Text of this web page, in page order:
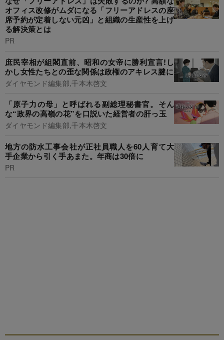
オフィス改修がムダになる「フリーアドレスの座
席予約が定着しない元凶」と組織の生産性を上げ
る解決策とは
PR
庶民宰相が組閣直前、昭和の女帝に勝利宣言!し
かし女性たちとの歪な関係は政権のアキレス腱に
ダイヤモンド編集部,千本木啓文
「原子力の母」と呼ばれる副総理秘書官。そん
な“政界の高嶺の花”を口説いた経営者の肝っ玉
ダイヤモンド編集部,千本木啓文
地方の防水工事会社が正社員職人を60人育て大
手企業から引く手あまた。年商は30倍に
PR